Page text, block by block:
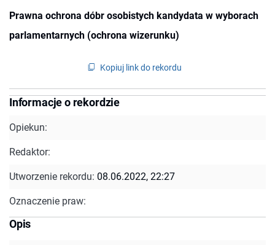
Prawna ochrona dóbr osobistych kandydata w wyborach
parlamentarnych (ochrona wizerunku)
Kopiuj link do rekordu
Informacje o rekordzie
Opiekun:
Redaktor:
Utworzenie rekordu: 08.06.2022, 22:27
Oznaczenie praw:
Opis